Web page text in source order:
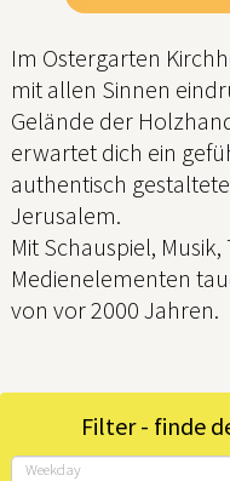
Im Ostergarten
mit allen Sinnen
Gelände der
erwartet dich ein
authentisch
Jerusalem.
Mit Schauspiel,
Medienelementen
von vor 2000 Jahren.
Filter - finde
Weekday